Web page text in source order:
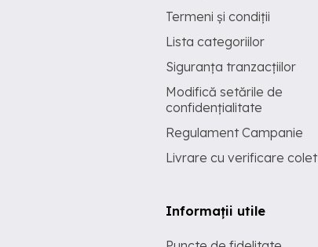
Termeni și condiții
Lista categoriilor
Siguranța tranzacțiilor
Modifică setările de
confidențialitate
Regulament Campanie
Livrare cu verificare colet
Informații utile